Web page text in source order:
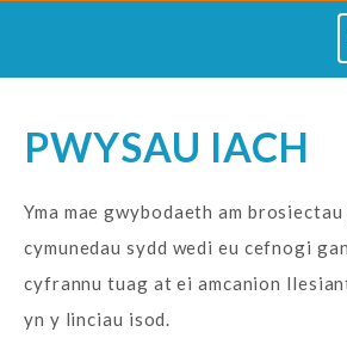
PWYSAU IACH
Yma mae gwybodaeth am brosiectau
cymunedau sydd wedi eu cefnogi
cyfrannu tuag at ei amcanion
yn y linciau isod.